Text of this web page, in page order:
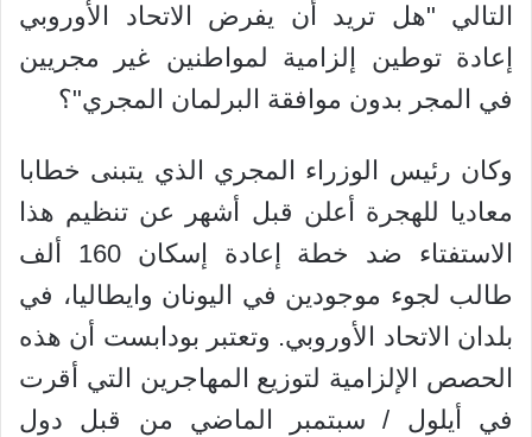
التالي "هل تريد أن يفرض الاتحاد الأوروبي
إعادة توطين إلزامية لمواطنين غير مجريين
في المجر بدون موافقة البرلمان المجري"؟
وكان رئيس الوزراء المجري الذي يتبنى خطابا
معاديا للهجرة أعلن قبل أشهر عن تنظيم هذا
الاستفتاء ضد خطة إعادة إسكان 160 ألف
طالب لجوء موجودين في اليونان وايطاليا، في
بلدان الاتحاد الأوروبي. وتعتبر بودابست أن هذه
الحصص الإلزامية لتوزيع المهاجرين التي أقرت
في أيلول / سبتمبر الماضي من قبل دول